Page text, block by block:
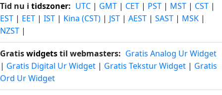
Tid nu i tidszoner: UTC | GMT | CET | PST | MST | CST |
EST | EET | IST | Kina (CST) | JST | AEST | SAST | MSK |
NZST |
Gratiswidgetstil webmasters: Gratis Analog Ur Widget
| Gratis Digital Ur Widget | Gratis Tekstur Widget | Gratis
Ord Ur Widget